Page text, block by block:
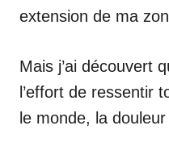
extension de ma
Mais j’ai découvert
l’effort de ressentir
le monde, la